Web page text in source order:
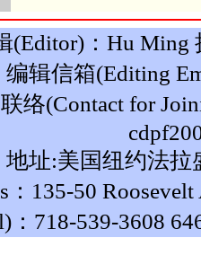
(Editor)：Hu Ming
编辑信箱(Editing
络(Contact for
地址:美国纽约法拉
：135-50
：718-539-3608